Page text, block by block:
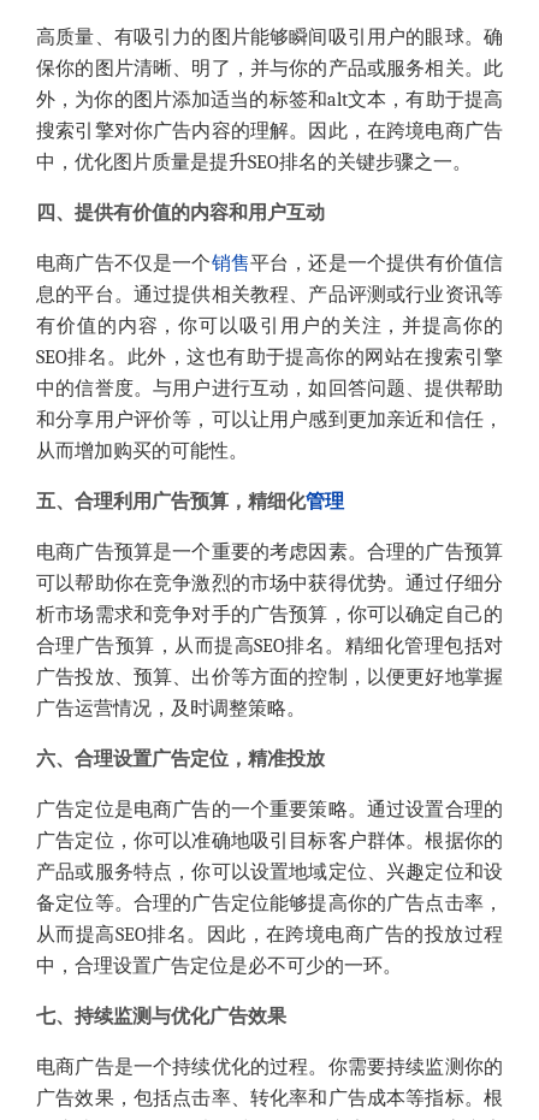
高质量、有吸引力的图片能够瞬间吸引用户的眼球。确
保你的图片清晰、明了，并与你的产品或服务相关。此
外，为你的图片添加适当的标签和alt文本，有助于提高
搜索引擎对你广告内容的理解。因此，在跨境电商广告
中，优化图片质量是提升SEO排名的关键步骤之一。
四、提供有价值的内容和用户互动
电商广告不仅是一个销售平台，还是一个提供有价值信
息的平台。通过提供相关教程、产品评测或行业资讯等
有价值的内容，你可以吸引用户的关注，并提高你的
SEO排名。此外，这也有助于提高你的网站在搜索引擎
中的信誉度。与用户进行互动，如回答问题、提供帮助
和分享用户评价等，可以让用户感到更加亲近和信任，
从而增加购买的可能性。
五、合理利用广告预算，精细化管理
电商广告预算是一个重要的考虑因素。合理的广告预算
可以帮助你在竞争激烈的市场中获得优势。通过仔细分
析市场需求和竞争对手的广告预算，你可以确定自己的
合理广告预算，从而提高SEO排名。精细化管理包括对
广告投放、预算、出价等方面的控制，以便更好地掌握
广告运营情况，及时调整策略。
六、合理设置广告定位，精准投放
广告定位是电商广告的一个重要策略。通过设置合理的
广告定位，你可以准确地吸引目标客户群体。根据你的
产品或服务特点，你可以设置地域定位、兴趣定位和设
备定位等。合理的广告定位能够提高你的广告点击率，
从而提高SEO排名。因此，在跨境电商广告的投放过程
中，合理设置广告定位是必不可少的一环。
七、持续监测与优化广告效果
电商广告是一个持续优化的过程。你需要持续监测你的
广告效果，包括点击率、转化率和广告成本等指标。根